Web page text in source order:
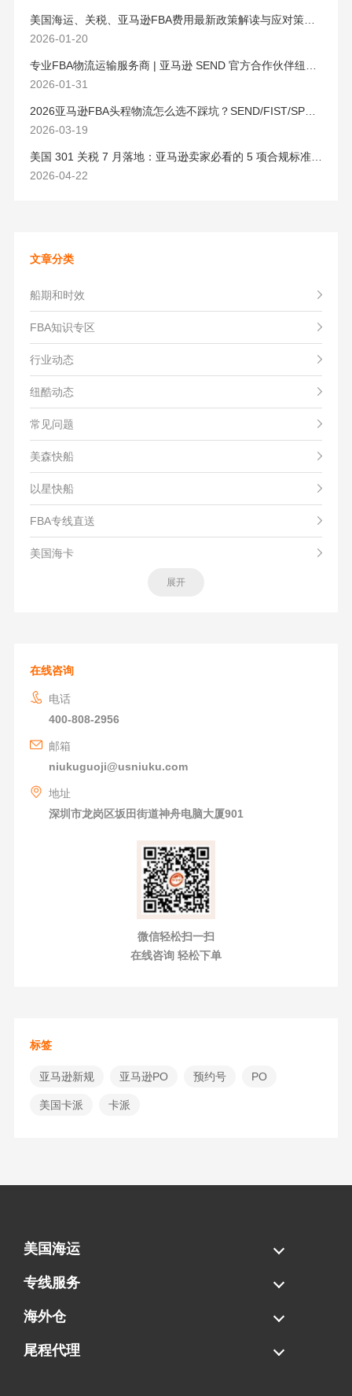
美国海运、关税、亚马逊FBA费用最新政策解读与应对策略（2026版）
2026-01-20
2026-01-31
2026亚马逊FBA头程物流怎么选不踩坑？SEND/FIST/SPN官方认证物流商，只有这家敢承诺“准达率第一”
2026-03-19
美国 301 关税 7 月落地：亚马逊卖家必看的 5 项合规标准与稳交付方案
2026-04-22
文章分类
船期和时效
FBA知识专区
行业动态
纽酷动态
常见问题
美森快船
以星快船
FBA专线直送
美国海卡
展开
在线咨询
电话
400-808-2956
邮箱
niukuguoji@usniuku.com
地址
深圳市龙岗区坂田街道神舟电脑大厦901
微信轻松扫一扫
在线咨询 轻松下单
标签
亚马逊新规 亚马逊PO 预约号 PO
美国卡派 卡派
美国海运
海运拼柜
海运整柜
美国海卡
加拿大海运
专线服务
FBA专线直送
超大件专线
AWD专线
电池专线
海外仓
一件代发
FBA中转
贴标换标
拆柜/存储
尾程代理